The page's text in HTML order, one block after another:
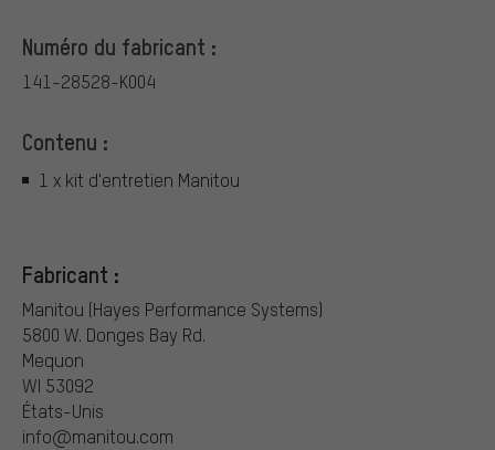
Numéro du fabricant :
141-28528-K004
Contenu :
1 x kit d'entretien Manitou
Fabricant :
Manitou (Hayes Performance Systems)
5800 W. Donges Bay Rd.
Mequon
WI 53092
États-Unis
info@manitou.com